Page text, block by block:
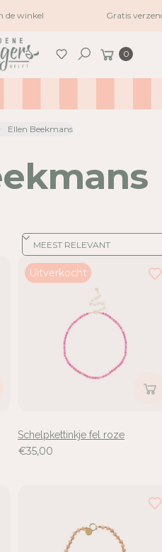
de winkel Gratis
Zoeken
Winkelwagen
0
Ellen Beekmans
Uitverkocht
Schelpkettinkje fel roze
€35,00